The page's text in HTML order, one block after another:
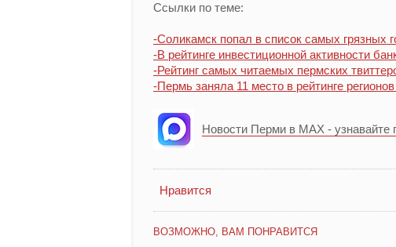
Ссылки по теме:
-Соликамск попал в список самых грязных
-В рейтинге инвестиционной активности
-Рейтинг самых читаемых пермских
-Пермь заняла 11 место в рейтинге
Новости Перми в MAX - узнавайте
Нравится
ВОЗМОЖНО, ВАМ ПОНРАВИТСЯ